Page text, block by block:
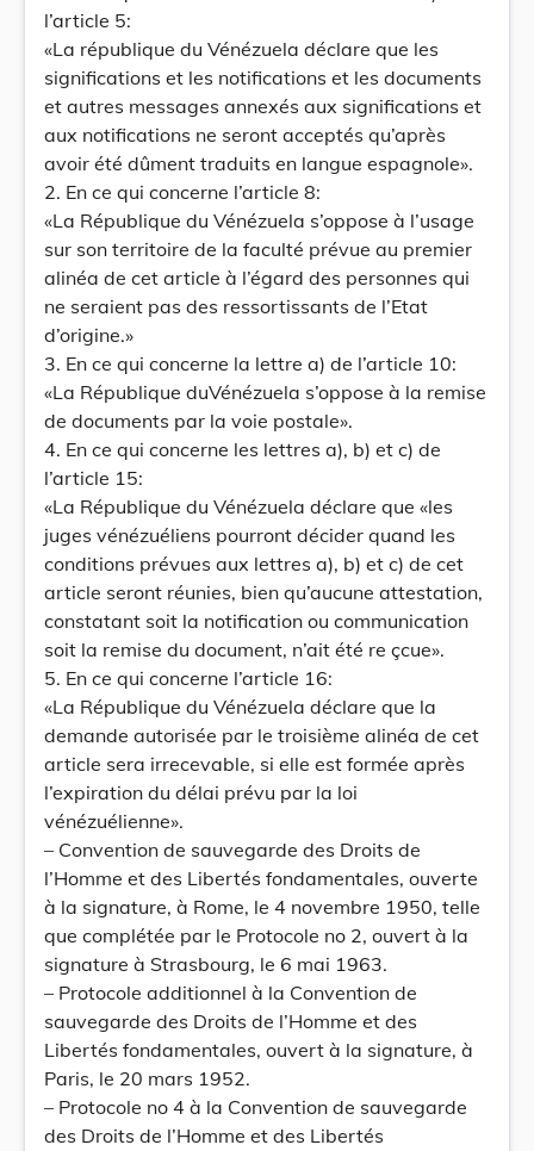
l’article 5:
«La république du Vénézuela déclare que les
significations et les notifications et les documents
et autres messages annexés aux significations et
aux notifications ne seront acceptés qu’après
avoir été dûment traduits en langue espagnole».
2. En ce qui concerne l’article 8:
«La République du Vénézuela s’oppose à l’usage
sur son territoire de la faculté prévue au premier
alinéa de cet article à l’égard des personnes qui
ne seraient pas des ressortissants de l’Etat
d’origine.»
3. En ce qui concerne la lettre a) de l’article 10:
«La République duVénézuela s’oppose à la remise
de documents par la voie postale».
4. En ce qui concerne les lettres a), b) et c) de
l’article 15:
«La République du Vénézuela déclare que «les
juges vénézuéliens pourront décider quand les
conditions prévues aux lettres a), b) et c) de cet
article seront réunies, bien qu’aucune attestation,
constatant soit la notification ou communication
soit la remise du document, n’ait été re çcue».
5. En ce qui concerne l’article 16:
«La République du Vénézuela déclare que la
demande autorisée par le troisième alinéa de cet
article sera irrecevable, si elle est formée après
l’expiration du délai prévu par la loi
vénézuélienne».
– Convention de sauvegarde des Droits de
l’Homme et des Libertés fondamentales, ouverte
à la signature, à Rome, le 4 novembre 1950, telle
que complétée par le Protocole no 2, ouvert à la
signature à Strasbourg, le 6 mai 1963.
– Protocole additionnel à la Convention de
sauvegarde des Droits de l’Homme et des
Libertés fondamentales, ouvert à la signature, à
Paris, le 20 mars 1952.
– Protocole no 4 à la Convention de sauvegarde
des Droits de l’Homme et des Libertés